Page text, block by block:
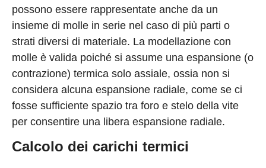
possono essere rappresentate anche da un
insieme di molle in serie nel caso di più parti o
strati diversi di materiale. La modellazione con
molle è valida poiché si assume una espansione (o
contrazione) termica solo assiale, ossia non si
considera alcuna espansione radiale, come se ci
fosse sufficiente spazio tra foro e stelo della vite
per consentire una libera espansione radiale.
Calcolo dei carichi termici